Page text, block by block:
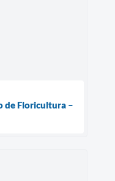
de Floricultura –